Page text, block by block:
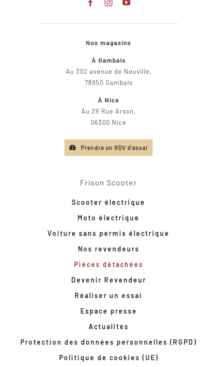
Nos magasins
À Gambais
Au 302 avenue de Neuville,
78950 Gambais
À Nice
Au 29 Rue Arson,
06300 Nice
Prendre un RDV d'essai
Frison Scooter
Scooter électrique
Moto électrique
Voiture sans permis électrique
Nos revendeurs
Pièces détachées
Devenir Revendeur
Réaliser un essai
Espace presse
Actualités
Protection des données personnelles (RGPD)
Politique de cookies (UE)